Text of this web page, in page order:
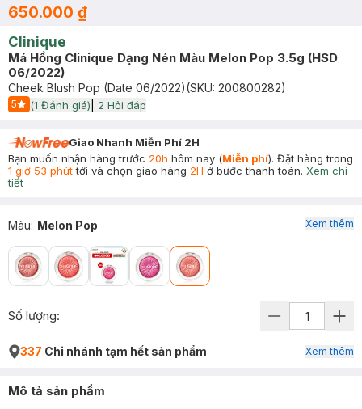
650.000 ₫
Clinique
Má Hồng Clinique Dạng Nén Màu Melon Pop 3.5g (HSD
06/2022)
Cheek Blush Pop (Date 06/2022)(SKU: 200800282)
5
Start Icon
(1 Đánh giá) 2 Hỏi đáp
Giao Nhanh Miễn Phí 2H
Bạn muốn nhận hàng trước 20h hôm nay (Miễn phí). Đặt hàng trong
1 giờ 53 phúttới và chọn giao hàng 2H ở bước thanh toán. Xem chi
tiết
Màu: Melon Pop Xem thêm
Số lượng:
337 Chi nhánh tạm hết sản phẩm Xem thêm
Mô tả sản phẩm